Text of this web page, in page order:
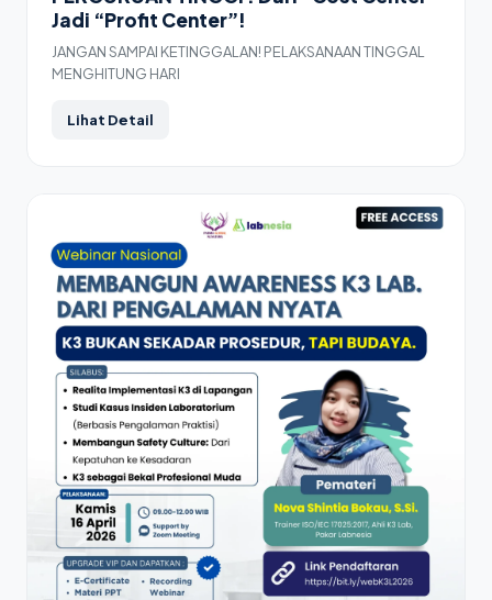
Jadi “Profit Center”!
JANGAN SAMPAI KETINGGALAN! PELAKSANAAN TINGGAL
MENGHITUNG HARI
Lihat Detail